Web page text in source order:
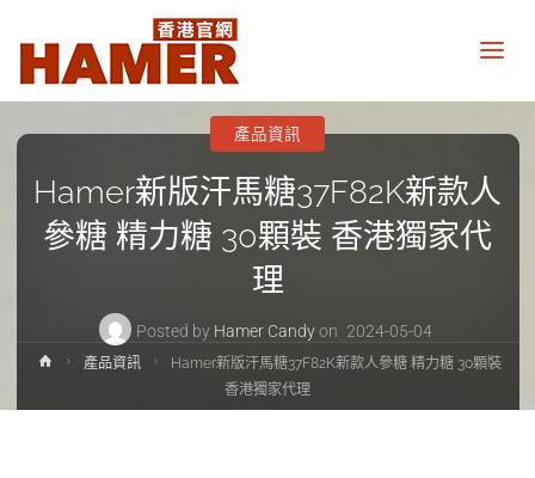
港
官
網
Hamer
Candy
Hong
Kong
official
website
Hamer新版汗馬糖37F82K新款人
參糖 精力糖 30顆裝 香港獨家代
理
Posted by Hamer Candy on 2024-05-04
產品資訊
Home產品資訊
Hamer新版汗馬糖37F82K新款人參糖 精力糖 30顆裝
香港獨家代理